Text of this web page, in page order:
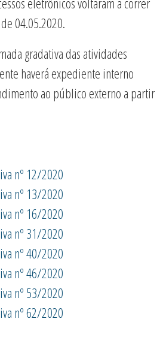
04.05.2020.
gradativa das atividades
haverá expediente interno
ao público externo a partir
nº 12/2020
nº 13/2020
nº 16/2020
nº 31/2020
nº 40/2020
nº 46/2020
nº 53/2020
nº 62/2020